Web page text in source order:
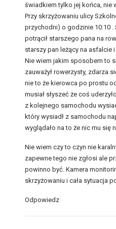
świadkiem tylko jej końca, nie
Przy skrzyżowaniu ulicy
przychodni) o godzinie 10:10
potrącił starszego pana na
starszy pan leżący na asfalcie
Nie wiem jakim sposobem to
zauważył rowerzysty, zdarza
nie to że kierowca po prostu
musiał słyszeć że coś
z kolejnego samochodu
który wysiadł z samochodu
wyglądało na to że nic mu się
Nie wiem czy to czyn nie
zapewne tego nie zgłosi ale
powinno być. Kamera
skrzyżowaniu i cała sytuacja
Odpowiedz